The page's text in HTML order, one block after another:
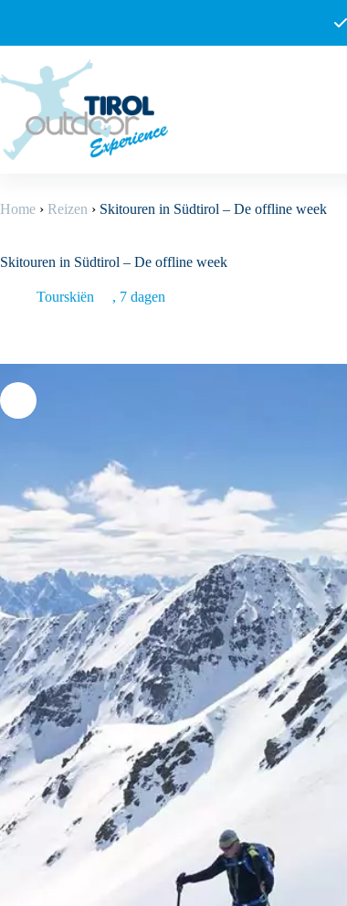
Home › Reizen › Skitouren in Südtirol – De offline week
Skitouren in Südtirol – De offline week
Tourskiën 7 dagen